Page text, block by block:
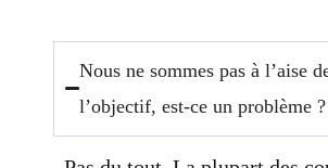
Nous ne sommes pas à l’aise
l’objectif, est-ce un problème ?